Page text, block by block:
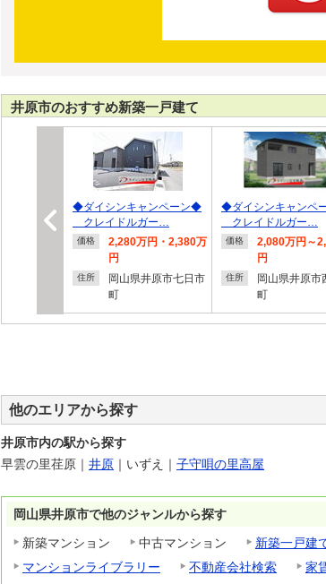
井原市のおすすめ新築一戸建て
◆ダイシンキャンペーン◆
クレイドルガー…
価格
2,280万円・2,380万
円
住所
岡山県井原市七日市
町
◆ダイシンキャンペ
クレイドルガー…
価格
2,080万円～
円
住所
岡山県井原市
町
他のエリアから探す
井原市内の駅から探す
早雲の里荏原 ｜ 井原 ｜ いずえ ｜ 子守唄の里高屋
岡山県井原市で他のジャンルから探す
新築マンション
中古マンション 新築一戸建
マンションライブラリー
不動産会社検索 家